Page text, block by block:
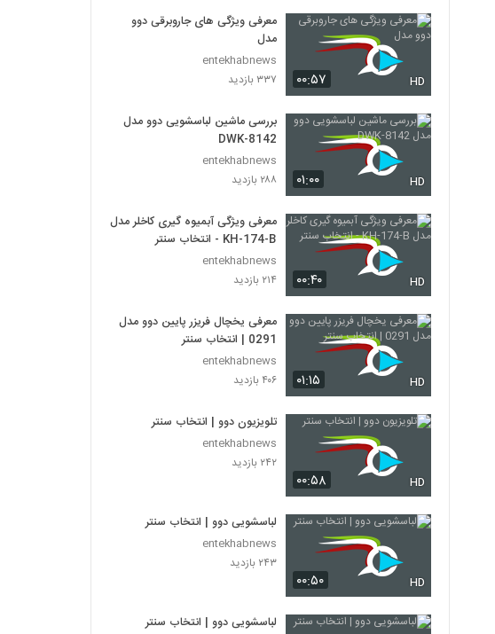
۰۰:۵۷ HD
معرفی ویژگی های جاروبرقی دوو
مدل
entekhabnews
۳۳۷ بازدید
۰۱:۰۰ HD
بررسی ماشین لباسشویی دوو مدل
DWK-8142
entekhabnews
۲۸۸ بازدید
۰۰:۴۰ HD
معرفی ویژگی آبمیوه گیری کاخلر مدل
KH-174-B - انتخاب سنتر
entekhabnews
۲۱۴ بازدید
۰۱:۱۵ HD
معرفی یخچال فریزر پایین دوو مدل
0291 | انتخاب سنتر
entekhabnews
۴۰۶ بازدید
۰۰:۵۸ HD
تلویزیون دوو | انتخاب سنتر
entekhabnews
۲۴۲ بازدید
۰۰:۵۰ HD
لباسشویی دوو | انتخاب سنتر
entekhabnews
۲۴۳ بازدید
لباسشویی دوو | انتخاب سنتر